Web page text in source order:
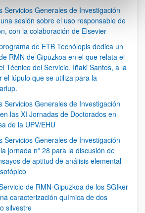
Servicios Generales de Investigación
sesión sobre el uso responsable de
con la colaboración de Elsevier
de ETB Tecnólopis dedica un
RMN de Gipuzkoa en el que relata el
Técnico del Servicio, Iñaki Santos, a la
el lúpulo que se utiliza para la
Servicios Generales de Investigación
las XI Jornadas de Doctorados en
de la UPV/EHU
Servicios Generales de Investigación
jornada nº 28 para la discusión de
de aptitud de análisis elemental
de RMN-Gipuzkoa de los SGIker
caracterización química de dos
silvestre